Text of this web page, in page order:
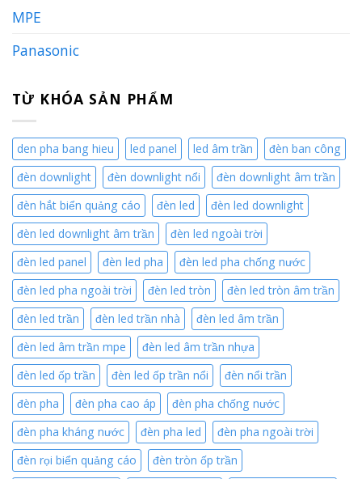
MPE
Panasonic
TỪ KHÓA SẢN PHẨM
den pha bang hieu led panel led âm trần
đèn ban công
đèn downlight
đèn downlight nổi
đèn downlight âm trần
đèn hắt biển quảng cáo
đèn led
đèn led downlight
đèn led downlight âm trần
đèn led ngoài trời
đèn led panel
đèn led pha
đèn led pha chống nước
đèn led pha ngoài trời
đèn led tròn
đèn led tròn âm trần
đèn led trần
đèn led trần nhà
đèn led âm trần
đèn led âm trần mpe
đèn led âm trần nhựa
đèn led ốp trần
đèn led ốp trần nổi
đèn nổi trần
đèn pha
đèn pha cao áp
đèn pha chống nước
đèn pha kháng nước
đèn pha led
đèn pha ngoài trời
đèn rọi biển quảng cáo
đèn tròn ốp trần